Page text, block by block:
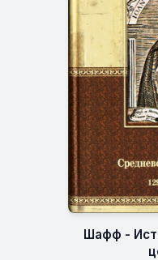
Шафф -